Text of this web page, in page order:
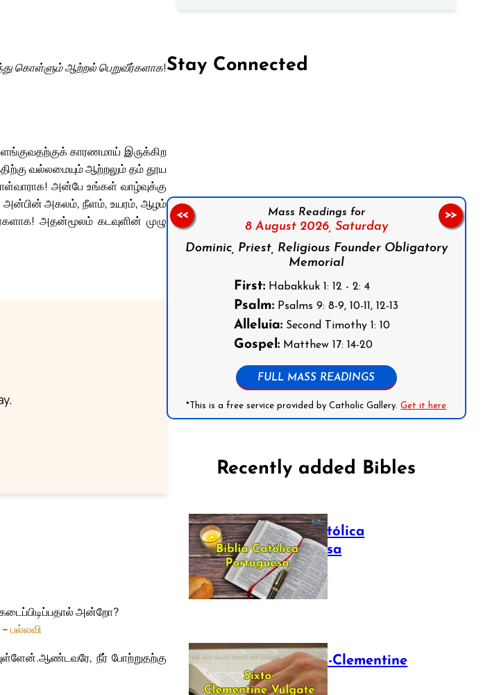
கொள்ளும் ஆற்றல் பெறுவீர்களாக!
காரணமாய் இருக்கிற
வல்லமையும் ஆற்றலும் தம் தூய
அன்பே உங்கள் வாழ்வுக்கு
அன்பின் அகலம், நீளம், உயரம், ஆழம்
அதன்மூலம் கடவுளின் முழு
அன்றோ?
பல்லவி
ஆண்டவரே, நீர் போற்றுதற்கு
Stay Connected
Mass Readings for
8 August 2026, Saturday
Dominic, Priest, Religious Founder Obligatory
Memorial
First: Habakkuk 1: 12 - 2: 4
Psalm: Psalms 9: 8-9, 10-11, 12-13
Alleluia: Second Timothy 1: 10
Gospel: Matthew 17: 14-20
FULL MASS READINGS
*This is a free service provided by Catholic Gallery.Get it here
<< >>
Recently added Bibles
Bíblia Católica
Portuguesa
July 16, 2025
The Sixto-Clementine
Vulgate